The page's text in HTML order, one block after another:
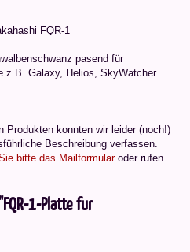
FQR-1
pasend für
z.B. Galaxy, Helios, SkyWatcher
Produkten konnten wir leider (noch!)
Beschreibung verfassen.
bitte das Mailformularoder rufen
1-Platte für